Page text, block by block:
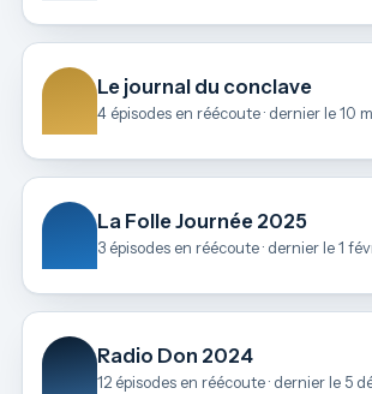
Le journal du conclave
4 épisodes en réécoute · dernier le 10
La Folle Journée 2025
3 épisodes en réécoute · dernier le 1
Radio Don 2024
12 épisodes en réécoute · dernier le 5